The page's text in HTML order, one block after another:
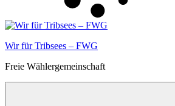
Wir für Tribsees – FWG
Freie Wählergemeinschaft